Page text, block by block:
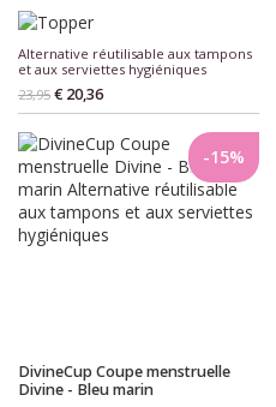
Alternative réutilisable aux tampons
et aux serviettes hygiéniques
23,95 € 20,36
DivineCup Coupe menstruelle
Divine - Bleu marin
-15%